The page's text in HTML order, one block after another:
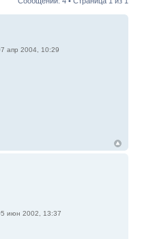
апр 2004, 10:29
июн 2002, 13:37